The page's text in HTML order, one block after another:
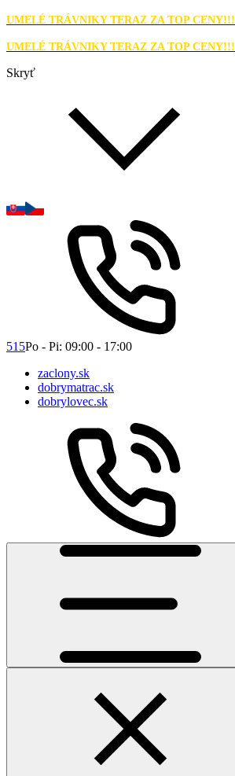
UMELÉ TRÁVNIKY TERAZ ZA TOP CENY!!!
UMELÉ TRÁVNIKY TERAZ ZA TOP CENY!!!
Skryť
515Po - Pi: 09:00 - 17:00
zaclony.sk
dobrymatrac.sk
dobrylovec.sk